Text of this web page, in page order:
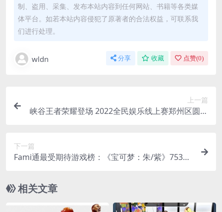
制、盗用、采集、发布本站内容到任何网站、书籍等各类媒
体平台。如若本站内容侵犯了原著者的合法权益，可联系我
们进行处理。
wldn 分享 收藏 点赞(0)
上一篇
峡谷王者荣耀登场 2022全民娱乐线上赛郑州区圆满
下一篇
Fami通最受期待游戏榜：《宝可梦：朱/紫》753票
相关文章